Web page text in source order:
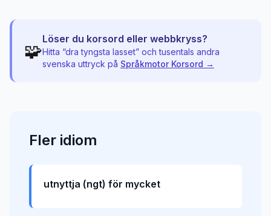
🧩
Löser du korsord eller webbkryss?
Hitta “dra tyngsta lasset” och tusentals andra
svenska uttryck på Språkmotor Korsord →
Fler idiom
utnyttja (ngt) för mycket